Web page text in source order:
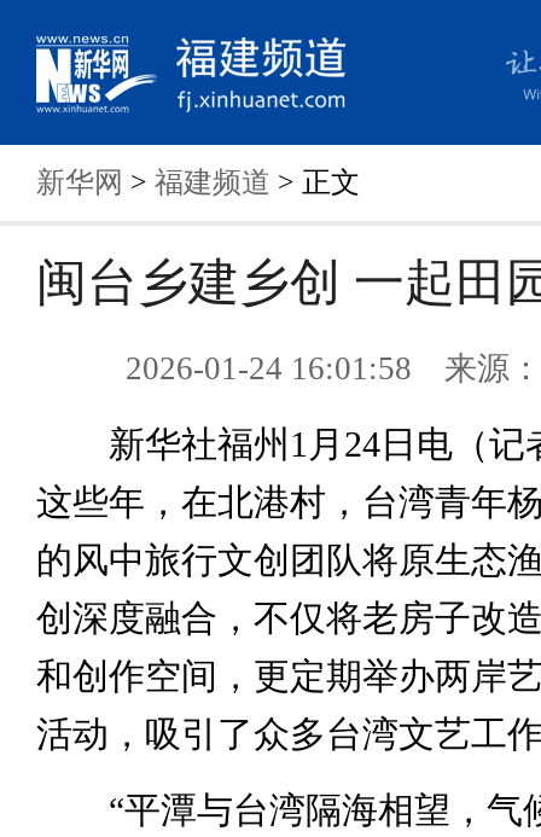
新华网 > 福建频道 > 正文
闽台乡建乡创 一起田
2026-01-24 16:01:58 来源
新华社福州1月24日电（记
这些年，在北港村，台湾青年
的风中旅行文创团队将原生态
创深度融合，不仅将老房子改
和创作空间，更定期举办两岸
活动，吸引了众多台湾文艺工
“平潭与台湾隔海相望，气